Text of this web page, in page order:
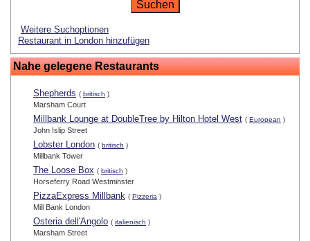
Weitere Suchoptionen
Restaurant in London hinzufügen
Nahe gelegene Restaurants
Shepherds ( britisch )
Marsham Court
Millbank Lounge at DoubleTree by Hilton Hotel West ( European )
John Islip Street
Lobster London ( britisch )
Millbank Tower
The Loose Box ( britisch )
Horseferry Road Westminster
PizzaExpress Millbank ( Pizzeria )
Mill Bank London
Osteria dell'Angolo ( italienisch )
Marsham Street